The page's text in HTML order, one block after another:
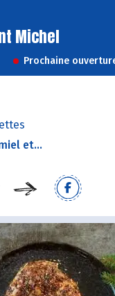
Michel
Prochaine
et...